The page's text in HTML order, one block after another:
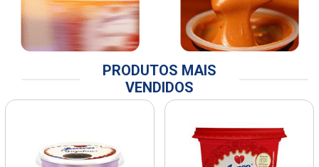
PRODUTOS MAIS
VENDIDOS